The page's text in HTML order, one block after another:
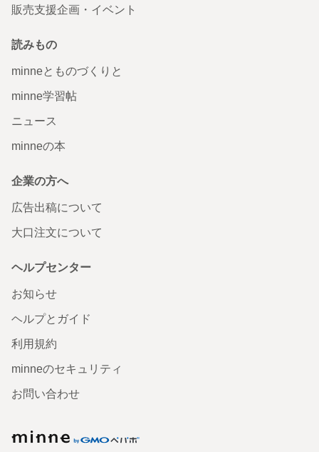
販売支援企画・イベント
読みもの
minneとものづくりと
minne学習帖
ニュース
minneの本
企業の方へ
広告出稿について
大口注文について
ヘルプセンター
お知らせ
ヘルプとガイド
利用規約
minneのセキュリティ
お問い合わせ